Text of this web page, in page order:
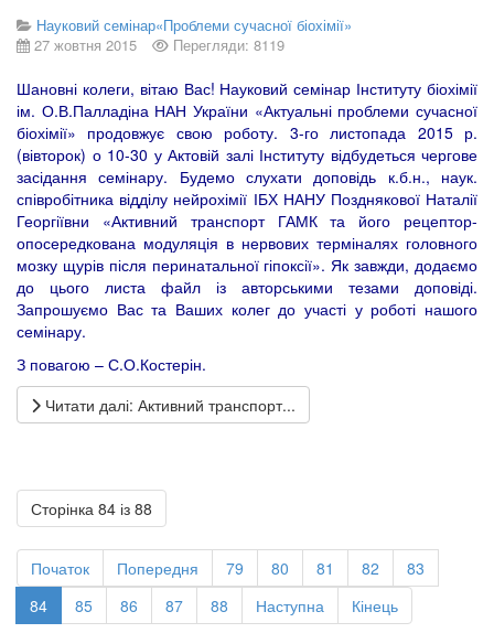
Науковий семінар«Проблеми сучасної біохімії»
27 жовтня 2015
Перегляди: 8119
Шановні колеги, вітаю Вас! Науковий семінар Інституту біохімії
ім. О.В.Палладіна НАН України «Актуальні проблеми сучасної
біохімії» продовжує свою роботу. 3-го листопада 2015 р.
(вівторок) о 10-30 у Актовій залі Інституту відбудеться чергове
засідання семінару. Будемо слухати доповідь к.б.н., наук.
співробітника відділу нейрохімії ІБХ НАНУ Позднякової Наталії
Георгіївни «Активний транспорт ГАМК та його рецептор-
опосередкована модуляція в нервових терміналях головного
мозку щурів після перинатальної гіпоксії». Як завжди, додаємо
до цього листа файл із авторськими тезами доповіді.
Запрошуємо Вас та Ваших колег до участі у роботі нашого
семінару.
З повагою – С.О.Костерін.
Читати далі: Активний транспорт...
Сторінка 84 із 88
Початок Попередня 79 80 81 82
83
84
85 86 87 88 Наступна Кінець